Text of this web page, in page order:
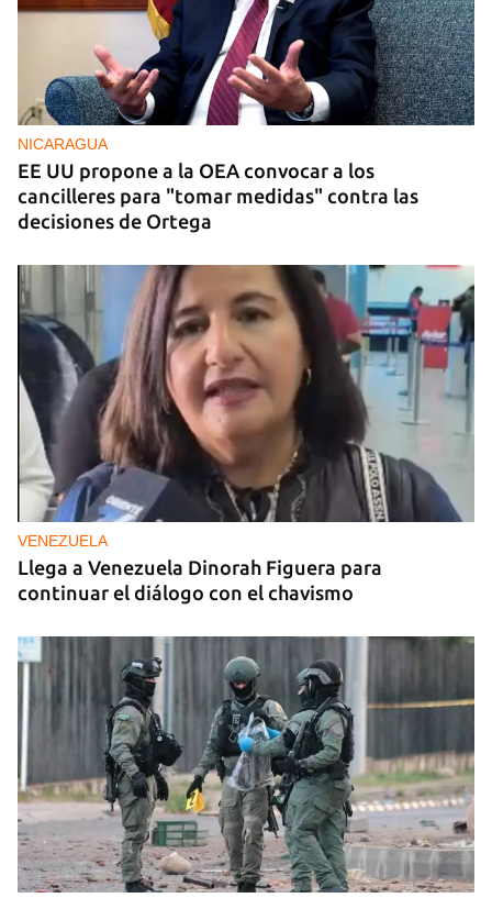
NICARAGUA
EE UU propone a la OEA convocar a los
cancilleres para "tomar medidas" contra las
decisiones de Ortega
VENEZUELA
Llega a Venezuela Dinorah Figuera para
continuar el diálogo con el chavismo